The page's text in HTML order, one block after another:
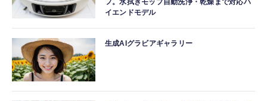
フ。水拭きモップ自動洗浄・乾燥まで対応ハ
イエンドモデル
生成AIグラビアギャラリー